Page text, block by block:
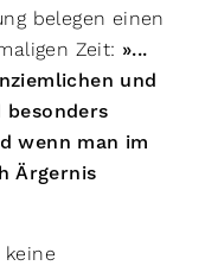
belegen einen
Zeit: »...
und
besonders
wenn man im
Ärgernis